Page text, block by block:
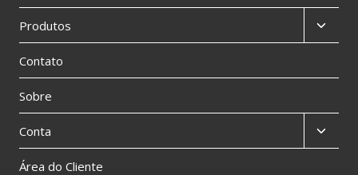
Produtos
Contato
Sobre
Conta
Área do Cliente